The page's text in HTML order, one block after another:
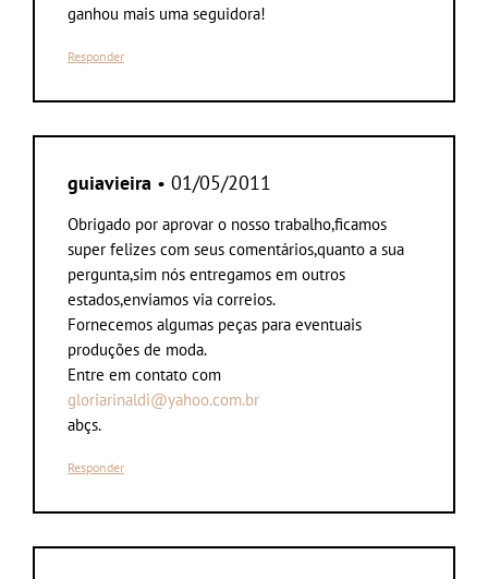
ganhou mais uma seguidora!
Responder
guiavieira • 01/05/2011
Obrigado por aprovar o nosso trabalho,ficamos
super felizes com seus comentários,quanto a sua
pergunta,sim nós entregamos em outros
estados,enviamos via correios.
Fornecemos algumas peças para eventuais
produções de moda.
Entre em contato com
gloriarinaldi@yahoo.com.br
abçs.
Responder